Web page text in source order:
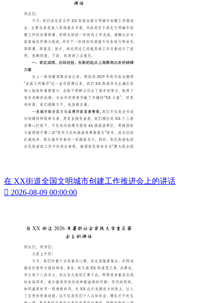
在 XX街道全国文明城市创建工作推进会上的讲话
 2026-08-09 00:00:00